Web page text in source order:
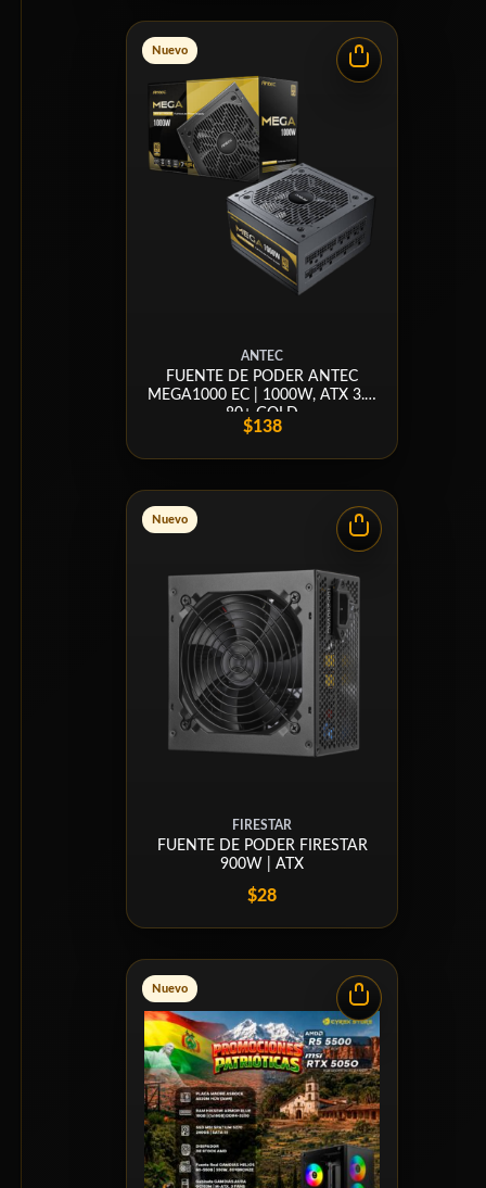
Nuevo
ANTEC
FUENTE DE PODER ANTEC
MEGA1000 EC | 1000W, ATX 3.1,
80+ GOLD
$138
Nuevo
FIRESTAR
FUENTE DE PODER FIRESTAR
900W | ATX
$28
Nuevo